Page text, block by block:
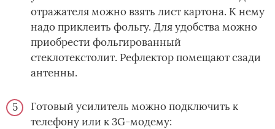
отражателя можно взять лист картона. К нему
надо приклеить фольгу. Для удобства можно
приобрести фольгированный
стеклотекстолит. Рефлектор помещают сзади
антенны.
Готовый усилитель можно подключить к
телефону или к 3G-модему: